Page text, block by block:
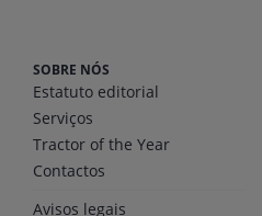
SOBRE NÓS
Estatuto editorial
Serviços
Tractor of the Year
Contactos
Avisos legais